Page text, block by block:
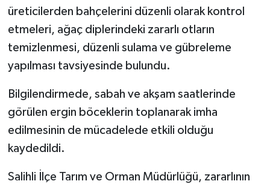
üreticilerden bahçelerini düzenli olarak kontrol
etmeleri, ağaç diplerindeki zararlı otların
temizlenmesi, düzenli sulama ve gübreleme
yapılması tavsiyesinde bulundu.
Bilgilendirmede, sabah ve akşam saatlerinde
görülen ergin böceklerin toplanarak imha
edilmesinin de mücadelede etkili olduğu
kaydedildi.
Salihli İlçe Tarım ve Orman Müdürlüğü, zararlının